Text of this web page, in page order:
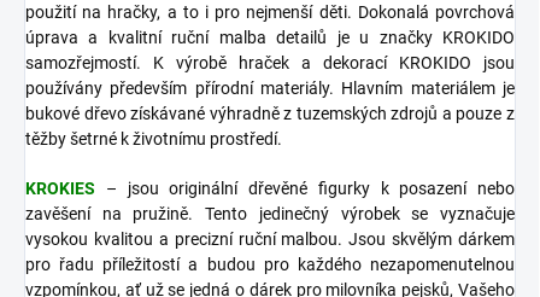
použití na hračky, a to i pro nejmenší děti. Dokonalá povrchová
úprava a kvalitní ruční malba detailů je u značky KROKIDO
samozřejmostí. K výrobě hraček a dekorací KROKIDO jsou
používány především přírodní materiály. Hlavním materiálem je
bukové dřevo získávané výhradně z tuzemských zdrojů a pouze z
těžby šetrné k životnímu prostředí.
KROKIES
– jsou originální dřevěné figurky k posazení nebo
zavěšení na pružině. Tento jedinečný výrobek se vyznačuje
vysokou kvalitou a precizní ruční malbou. Jsou skvělým dárkem
pro řadu příležitostí a budou pro každého nezapomenutelnou
vzpomínkou, ať už se jedná o dárek pro milovníka pejsků, Vašeho